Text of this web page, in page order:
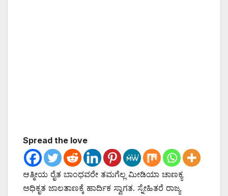
Spread the love
ಆತ್ಮೀಯ ರೈತ ಬಾಂಧವರೇ ತಮಗೆಲ್ಲ ಮೀಡಿಯಾ ಚಾಣಕ್ಯ
ಅಧಿಕೃತ ಜಾಲತಾಣಕ್ಕೆ ಹಾರ್ದಿಕ ಸ್ವಾಗತ. ಸ್ನೇಹಿತರೆ ರಾಜ್ಯ